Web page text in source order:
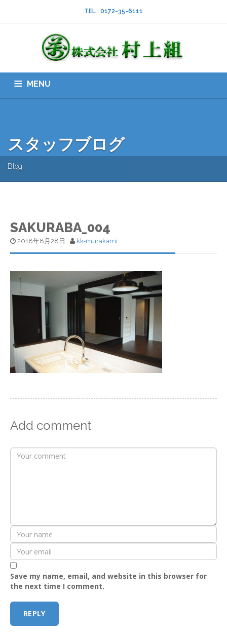
TEL : 0172-35-6111
MENU
スタッフブログ
Blog
SAKURABA_004
2018年8月28日 kk-murakami
Add comment
Save my name, email, and website in this browser for
the next time I comment.